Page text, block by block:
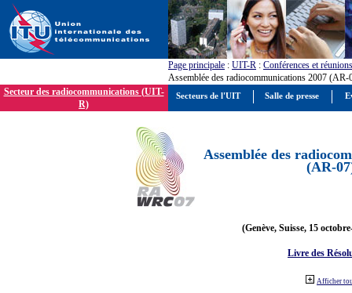
Page principale : UIT-R : Conférences et réunions
Assemblée des radiocommunications 2007 (AR-
Secteur des radiocommunications (UIT-
R)
Assemblée des
(AR-
(Genève, Suisse, 15
Livre des
Afficher
Secteurs de l'UIT Salle de presse